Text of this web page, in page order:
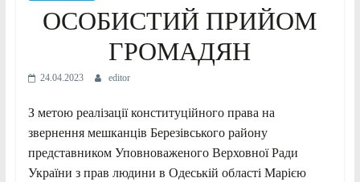
ОСОБИСТИЙ ПРИЙОМ
ГРОМАДЯН
24.04.2023 editor
З метою реалізації конституційного права на
звернення мешканців Березівського району
представником Уповноваженого Верховної Ради
України з прав людини в Одеській області Марією